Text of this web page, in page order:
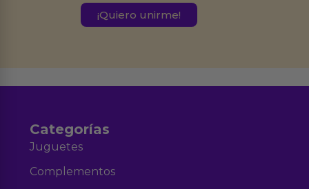
Destinatarios:Ferran Roig Muñoz. Podrás ejercer tus
Categorías
Juguetes
Complementos